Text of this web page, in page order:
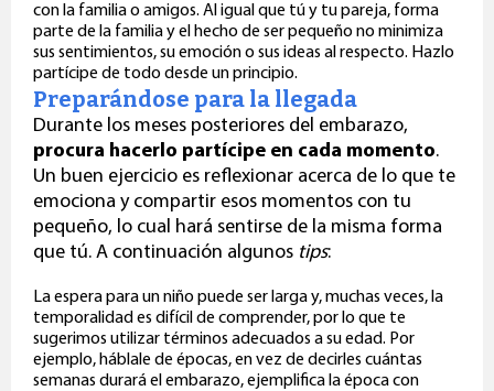
con la familia o amigos. Al igual que tú y tu pareja, forma
parte de la familia y el hecho de ser pequeño no minimiza
sus sentimientos, su emoción o sus ideas al respecto. Hazlo
partícipe de todo desde un principio.
Preparándose para la llegada
Durante los meses posteriores del embarazo,
procura hacerlo partícipe en cada momento.
Un buen ejercicio es reflexionar acerca de lo que te
emociona y compartir esos momentos con tu
pequeño, lo cual hará sentirse de la misma forma
que tú. A continuación algunos tips:
La espera para un niño puede ser larga y, muchas veces, la
temporalidad es difícil de comprender, por lo que te
sugerimos utilizar términos adecuados a su edad. Por
ejemplo, háblale de épocas, en vez de decirles cuántas
semanas durará el embarazo, ejemplifica la época con